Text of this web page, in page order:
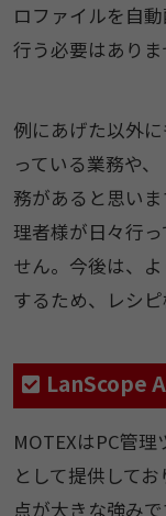
ロファイルを自
行う必要はありま
例にあげた以外
っている業務や
務があると思い
理者様が日々行
せん。今後は、
するため、レシピ
LanScope
MOTEXはPC管
として提供して
点が大きな強み